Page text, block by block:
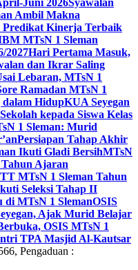
Juni 2026Syawalan
Ambil Makna
Predikat Kinerja Terbaik
MTsN 1 Sleman
2027Hari Pertama Masuk,
dan Ikrar Saling
Lebaran, MTsN 1
Ramadan MTsN 1
dalam HidupKUA Seyegan
kepada Siswa Kelas
1 Sleman: Murid
Persiapan Tahap Akhir
Ikuti Gladi BersihMTsN
Ajaran
MTsN 1 Sleman Tahun
Seleksi Tahap II
MTsN 1 SlemanOSIS
Ajak Murid Belajar
OSIS MTsN 1
TPA Masjid Al-Kautsar
Pengaduan :